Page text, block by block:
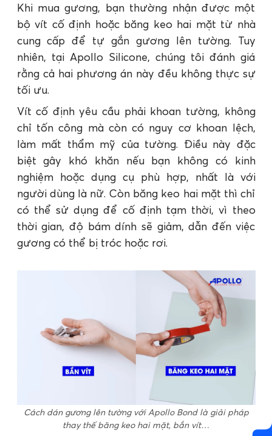
làm cho gương bị hoen ố, rạn nứt.
Khi mua gương, bạn thường nhận được một
bộ vít cố định hoặc băng keo hai mặt từ nhà
cung cấp để tự gắn gương lên tường. Tuy
nhiên, tại Apollo Silicone, chúng tôi đánh giá
rằng cả hai phương án này đều không thực sự
tối ưu.
Vít cố định yêu cầu phải khoan tường, không
chỉ tốn công mà còn có nguy cơ khoan lệch,
làm mất thẩm mỹ của tường. Điều này đặc
biệt gây khó khăn nếu bạn không có kinh
nghiệm hoặc dụng cụ phù hợp, nhất là với
người dùng là nữ. Còn băng keo hai mặt thì chỉ
có thể sử dụng để cố định tạm thời, vì theo
thời gian, độ bám dính sẽ giảm, dẫn đến việc
gương có thể bị tróc hoặc rơi.
Cách dán gương lên tường với Apollo Bond là giải pháp
thay thế băng keo hai mặt, bắn vít…